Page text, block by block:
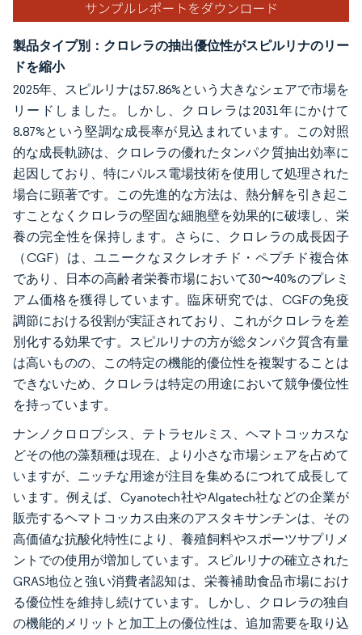
製品タイプ別：クロレラの抽出優位性がスピルリナのリー
ドを縮小
2025年、スピルリナは57.86%という大きなシェアで市場を
リードしました。しかし、クロレラは2031年にかけて
8.87%という堅調な成長率が見込まれています。この対照
的な成長軌跡は、クロレラの優れたタンパク質抽出効率に
起因しており、特にパルス電場技術を使用して処理された
場合に顕著です。この先進的な方法は、熱分解を引き起こ
すことなくクロレラの堅固な細胞壁を効果的に破壊し、栄
養の完全性を保持します。さらに、クロレラの成長因子
（CGF）は、ユニークなヌクレオチド・ペプチド複合体
であり、日本の高齢者栄養市場において30〜40%のプレミ
アム価格を獲得しています。臨床研究では、CGFの免疫
調節における役割が実証されており、これがクロレラを差
別化する効果です。スピルリナの方が総タンパク質含有量
は高いものの、この特定の機能的優位性を複製することは
できないため、クロレラは特定の用途において競争優位性
を持っています。
ナンノクロロプシス、テトラセルミス、ヘマトコッカスな
どその他の藻類種は現在、より小さな市場シェアを占めて
いますが、ニッチな用途が注目を集めるにつれて成長して
います。例えば、Cyanotech社やAlgatech社などの企業が
販売するヘマトコッカス由来のアスタキサンチンは、その
高価値な抗酸化特性により、養殖飼料やスポーツサプリメ
ントでの使用が増加しています。スピルリナの確立された
GRAS地位と強い消費者認知は、栄養補助食品市場におけ
る優位性を維持し続けています。しかし、クロレラの独自
の機能的メリットと加工上の優位性は、追加需要を取り込